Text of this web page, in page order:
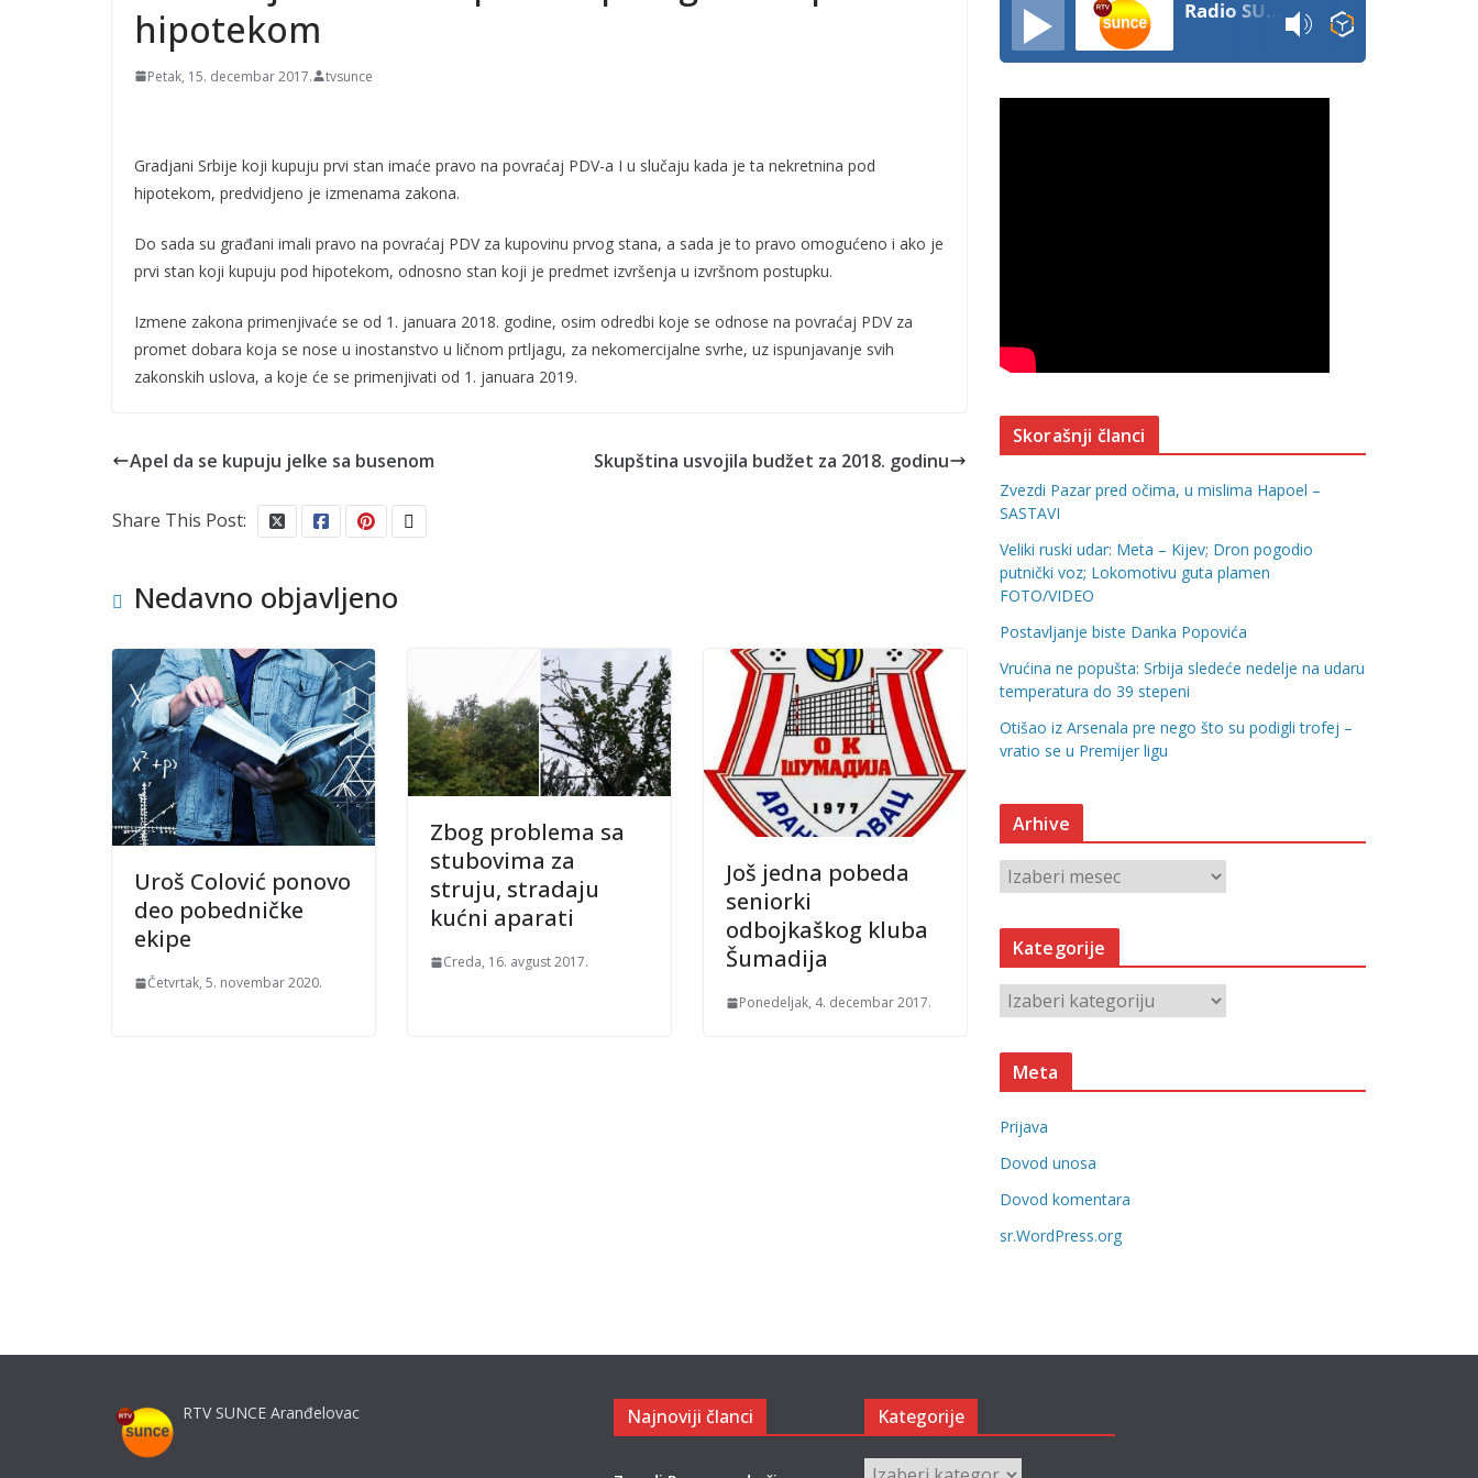
hipotekom
Petak, 15. decembar 2017. tvsunce
Gradjani Srbije koji kupuju prvi stan imaće pravo na povraćaj PDV-a I u slučaju kada je ta nekretnina pod
hipotekom, predvidjeno je izmenama zakona.
Do sada su građani imali pravo na povraćaj PDV za kupovinu prvog stana, a sada je to pravo omogućeno i ako je
prvi stan koji kupuju pod hipotekom, odnosno stan koji je predmet izvršenja u izvršnom postupku.
Izmene zakona primenjivaće se od 1. januara 2018. godine, osim odredbi koje se odnose na povraćaj PDV za
promet dobara koja se nose u inostanstvo u ličnom prtljagu, za nekomercijalne svrhe, uz ispunjavanje svih
zakonskih uslova, a koje će se primenjivati od 1. januara 2019.
Apel da se kupuju jelke sa busenom Skupština usvojila budžet za 2018. godinu
Share This Post:
Nedavno objavljeno
Uroš Colović ponovo
deo pobedničke
ekipe
Četvrtak, 5. novembar 2020.
Zbog problema sa
stubovima za
struju, stradaju
kućni aparati
Creda, 16. avgust 2017.
Još jedna pobeda
seniorki
odbojkaškog kluba
Šumadija
Ponedeljak, 4. decembar 2017.
Radio SUNCE
Skorašnji članci
Zvezdi Pazar pred očima, u mislima Hapoel –
SASTAVI
Veliki ruski udar: Meta – Kijev; Dron pogodio
putnički voz; Lokomotivu guta plamen
FOTO/VIDEO
Postavljanje biste Danka Popovića
Vrućina ne popušta: Srbija sledeće nedelje na udaru
temperatura do 39 stepeni
Otišao iz Arsenala pre nego što su podigli trofej –
vratio se u Premijer ligu
Arhive
r
h
v
Kategorije
a
t
o
r
i
e
Meta
Prijava
Dovod unosa
Dovod komentara
sr.WordPress.org
RTV SUNCE Aranđelovac Najnoviji članci Kategorije
Kategorije